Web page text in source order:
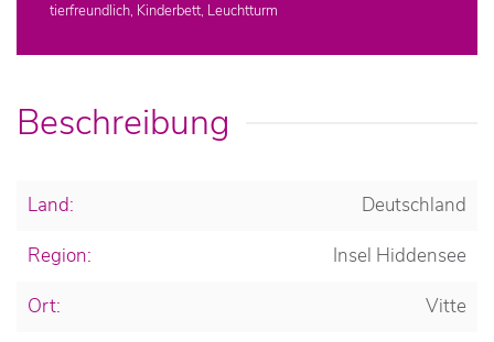
tierfreundlich, Kinderbett, Leuchtturm
Beschreibung
Land:
Deutschland
Region:
Insel Hiddensee
Ort:
Vitte